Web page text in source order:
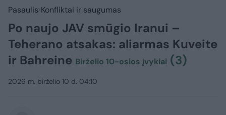
Pasaulis Konfliktai ir saugumas
Po naujo JAV smūgio Iranui –
Teherano atsakas: aliarmas Kuveite
ir Bahreine Birželio 10-osios įvykiai (3)
2026 m. birželio 10 d. 04:10